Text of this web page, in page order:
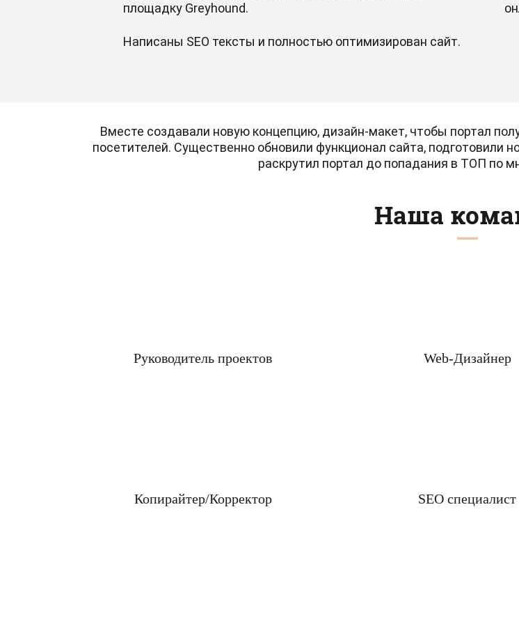
площадку Greyhound.
Написаны SEO тексты и полностью оптимизирован сайт.
Вместе создавали новую концепцию, дизайн-макет, чтобы портал
посетителей. Существенно обновили функционал сайта, подготовили
раскрутил портал до попадания в ТОП по
Наша
Руководитель проектов Web-Дизайнер
Копирайтер/Корректор SEO специалист